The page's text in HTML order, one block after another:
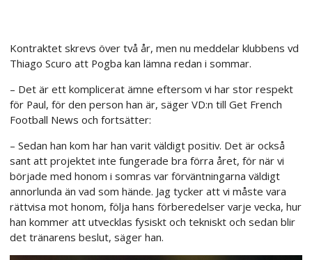
Kontraktet skrevs över två år, men nu meddelar klubbens vd
Thiago Scuro att Pogba kan lämna redan i sommar.
– Det är ett komplicerat ämne eftersom vi har stor respekt
för Paul, för den person han är, säger VD:n till Get French
Football News och fortsätter:
– Sedan han kom har han varit väldigt positiv. Det är också
sant att projektet inte fungerade bra förra året, för när vi
började med honom i somras var förväntningarna väldigt
annorlunda än vad som hände. Jag tycker att vi måste vara
rättvisa mot honom, följa hans förberedelser varje vecka, hur
han kommer att utvecklas fysiskt och tekniskt och sedan blir
det tränarens beslut, säger han.